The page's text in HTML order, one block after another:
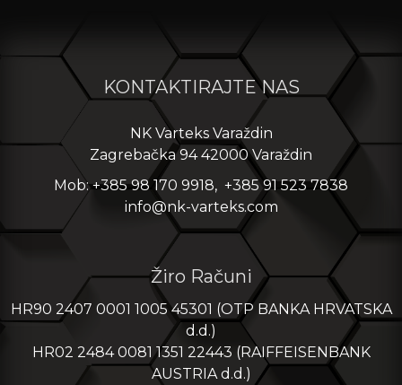
KONTAKTIRAJTE NAS
NK Varteks Varaždin
Zagrebačka 94 42000 Varaždin
Mob: +385 98 170 9918, +385 91 523 7838
info@nk-varteks.com
Žiro Računi
HR90 2407 0001 1005 45301 (OTP BANKA HRVATSKA
d.d.)
HR02 2484 0081 1351 22443 (RAIFFEISENBANK
AUSTRIA d.d.)